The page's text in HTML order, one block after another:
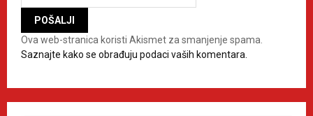
Ova web-stranica koristi Akismet za smanjenje spama.
Saznajte kako se obrađuju podaci vaših komentara.